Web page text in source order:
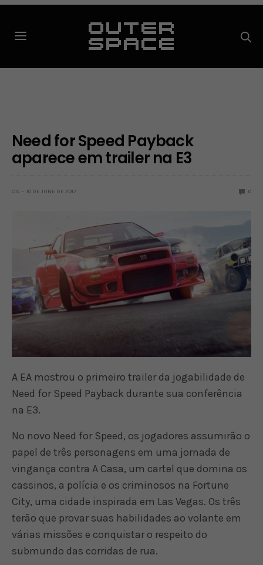
Need for Speed Payback
aparece em trailer na E3
OS 10 DE JUNE DE 2017 0
A EA mostrou o primeiro trailer da jogabilidade de
Need for Speed Payback durante sua conferência
na E3.
No novo Need for Speed, os jogadores assumirão o
papel de três personagens em uma jornada de
vingança contra A Casa, um cartel que domina os
cassinos, a polícia e os criminosos na Fortune
City, uma cidade inspirada em Las Vegas. Os três
terão que provar suas habilidades ao volante em
várias missões e conquistar o respeito do
submundo das corridas de rua.